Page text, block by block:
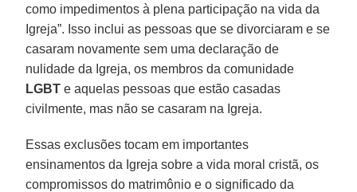
como impedimentos à plena participação na vida da
Igreja”. Isso inclui as pessoas que se divorciaram e se
casaram novamente sem uma declaração de
nulidade da Igreja, os membros da comunidade
LGBT e aquelas pessoas que estão casadas
civilmente, mas não se casaram na Igreja.
Essas exclusões tocam em importantes
ensinamentos da Igreja sobre a vida moral cristã, os
compromissos do matrimônio e o significado da